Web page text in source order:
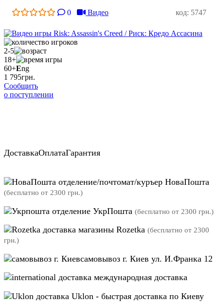
0 Видео код: 5747
2-5
18+
60+Eng
1 795грн.
Сообщить
о поступлении
ДоставкаОплатаГарантия
отделение/почтомат/куръер НоваПошта
(бесплатно от 2300 грн.)
отделение УкрПошта (бесплатно от 2300 грн.)
магазины Rozetka (бесплатно от 2300
грн.)
самовывоз г. Киев ул. И.Франка 12
международная доставка
Uklon - быстрая доставка по Киеву